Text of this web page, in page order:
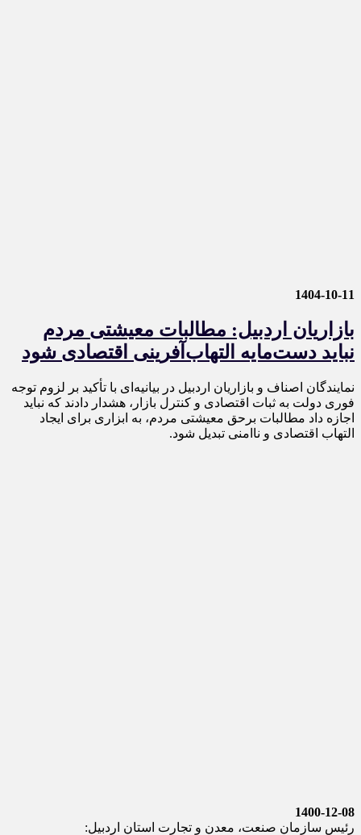
1404-10-11
بازاریان اردبیل: مطالبات معیشتی مردم
نباید دست‌مایه التهاب‌آفرینی اقتصادی شود
نمایندگان اصناف و بازاریان اردبیل در بیانیه‌ای با تأکید بر لزوم توجه
فوری دولت به ثبات اقتصادی و کنترل بازار، هشدار دادند که نباید
اجازه داد مطالبات برحق معیشتی مردم، به ابزاری برای ایجاد
التهاب اقتصادی و ناامنی تبدیل شود.
1400-12-08
رئیس سازمان صنعت، معدن و تجارت استان اردبیل: